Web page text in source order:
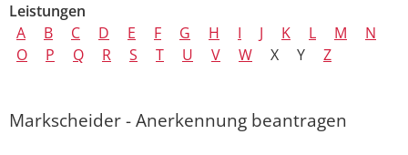
Leistungen
A
B C D E F G H I J K L M
N
O
P Q R S T U V W X Y Z
Markscheider - Anerkennung beantragen